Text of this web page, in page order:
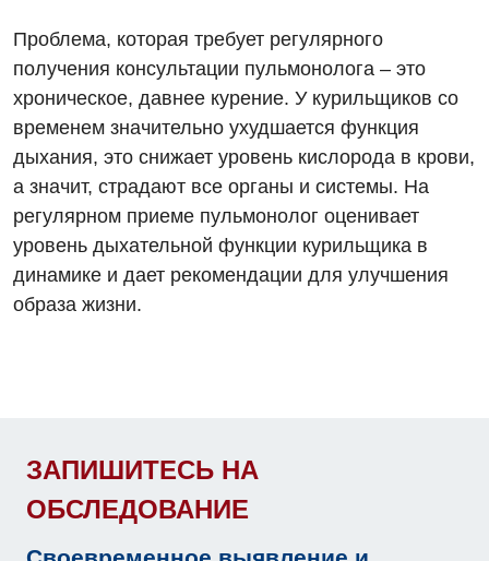
Аллергология, иммунология
Бесплатные услуги
Вакцинация
Гастроэнтерология
Гематология
Дневной стационар
Кардиология
Кардиохирургия
Терапевтическое отделение
Травматологическое отделение
Хирургическое отделение
Проблема, которая требует регулярного
получения консультации пульмонолога – это
хроническое, давнее курение. У курильщиков со
временем значительно ухудшается функция
дыхания, это снижает уровень кислорода в крови,
а значит, страдают все органы и системы. На
регулярном приеме пульмонолог оценивает
уровень дыхательной функции курильщика в
динамике и дает рекомендации для улучшения
образа жизни.
ЗАПИШИТЕСЬ НА
ОБСЛЕДОВАНИЕ